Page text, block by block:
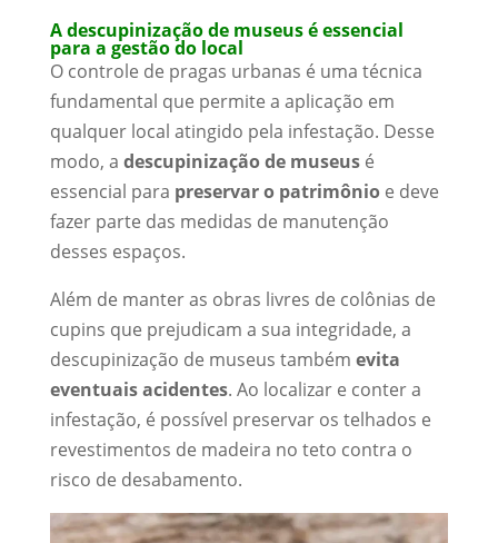
A descupinização de museus é essencial
para a gestão do local
O controle de pragas urbanas é uma técnica
fundamental que permite a aplicação em
qualquer local atingido pela infestação. Desse
modo, a descupinização de museus é
essencial para preservar o patrimônioe deve
fazer parte das medidas de manutenção
desses espaços.
Além de manter as obras livres de colônias de
cupins que prejudicam a sua integridade, a
descupinização de museus também evita
eventuais acidentes. Ao localizar e conter a
infestação, é possível preservar os telhados e
revestimentos de madeira no teto contra o
risco de desabamento.